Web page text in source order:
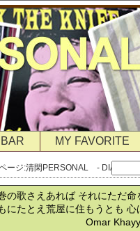
MY FAVORITE
ージ:清閑PERSONAL - DIARY
の歌さえあれば それにただ
にたとえ荒屋に住もうとも
Omar